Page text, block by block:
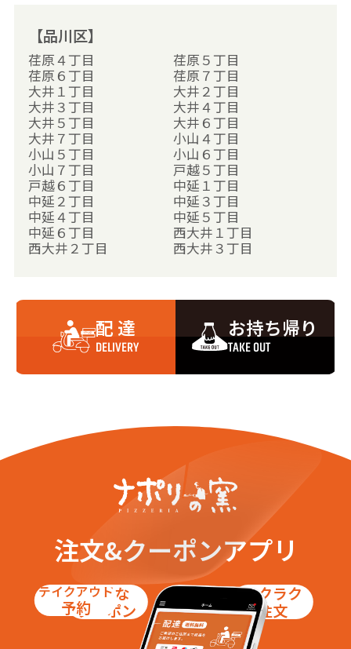
【品川区】
荏原４丁目
荏原５丁目
荏原６丁目
荏原７丁目
大井１丁目
大井２丁目
大井３丁目
大井４丁目
大井５丁目
大井６丁目
大井７丁目
小山４丁目
小山５丁目
小山６丁目
小山７丁目
戸越５丁目
戸越６丁目
中延１丁目
中延２丁目
中延３丁目
中延４丁目
中延５丁目
中延６丁目
西大井１丁目
西大井２丁目
西大井３丁目
西中延２丁目
西中延３丁目
旗の台３丁目
旗の台４丁目
旗の台５丁目
旗の台６丁目
東大井１丁目
東大井２丁目
東大井３丁目
東大井４丁目
二葉４丁目
南大井１丁目
南大井２丁目
南大井５丁目
豊町３丁目
豊町５丁目
【目黒区】
大岡山２丁目
洗足１丁目
原町１丁目
原町２丁目
南２丁目
南３丁目
配 達
DELIVERY
お持ち帰り
TAKE OUT
注文&クーポンアプリ
お得な
クーポン
テイクアウト
予約
ラクラク
注文